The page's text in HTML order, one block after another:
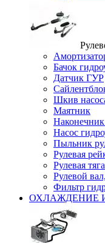
Бачок
Датчик ГУР
Шкив
Маятник
Наконечник
Насос
Пыльник
Рулевая
Рулевая тяга
Рулевой
Фильтр
ОХЛАЖДЕНИЕ